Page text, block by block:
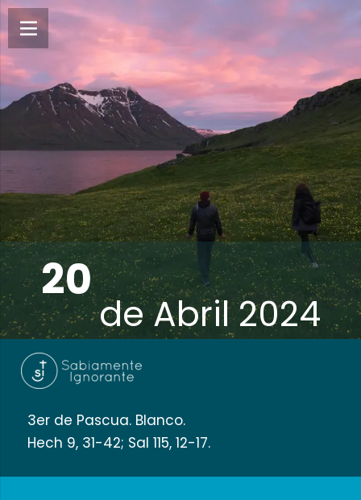
20
deAbril 2024
3er de Pascua. Blanco.
Hech 9, 31-42; Sal 115, 12-17.